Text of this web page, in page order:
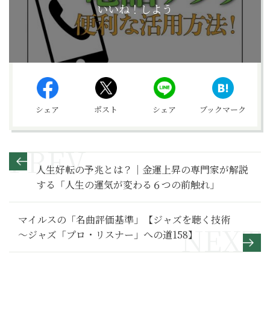
いいね！しよう
シェア ポスト シェア ブックマーク
人生好転の予兆とは？｜金運上昇の専門家が解説
する「人生の運気が変わる６つの前触れ」
マイルスの「名曲評価基準」【ジャズを聴く技術
〜ジャズ「プロ・リスナー」への道158】